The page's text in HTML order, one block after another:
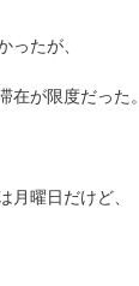
ったが、
在が限度だった。
月曜日だけど、